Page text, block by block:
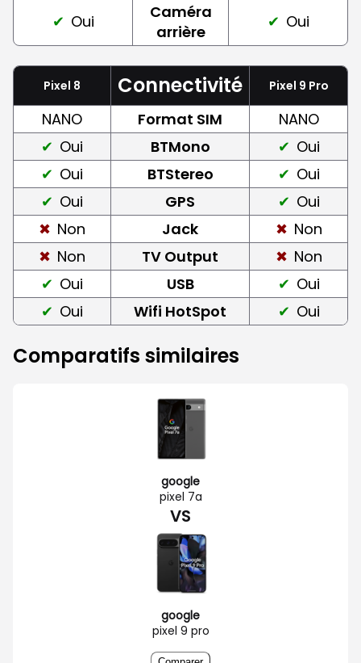
Oui
Caméra
arrière
Oui
Pixel 8 Connectivité Pixel 9 Pro
NANO Format SIM
NANO
Oui
BTMono
Oui
Oui
BTStereo
Oui
Oui
GPS
Oui
Non
Jack
Non
Non
TV Output
Non
Oui
USB
Oui
Oui
Wifi HotSpot Oui
Comparatifs similaires
google
pixel 7a
VS
google
pixel 9 pro